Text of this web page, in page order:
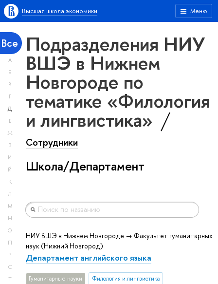
Меню
Высшая школа экономики
Все
А
Б
В
Г
Д
Е
Ж
З
И
Й
К
Л
М
Н
О
П
Р
С
Т
Подразделения НИУ
ВШЭ в Нижнем
Новгороде по
тематике «Филология
и лингвистика»
Сотрудники
Школа/Департамент
НИУ ВШЭ в Нижнем Новгороде → Факультет гуманитарных
наук (Нижний Новгород)
Департамент английского языка
Гуманитарные науки Филология и лингвистика